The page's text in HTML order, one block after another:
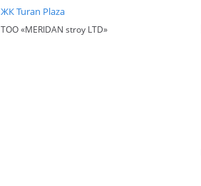
ЖК Turan Plaza
TOO «MERIDAN stroy LTD»